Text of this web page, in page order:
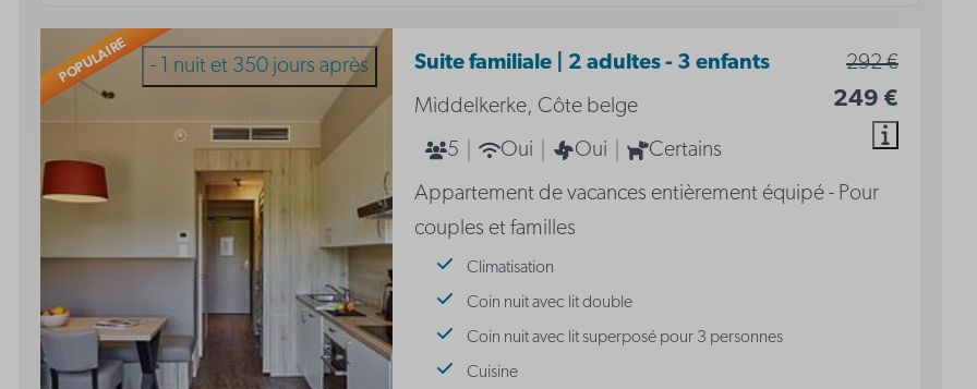
POPULAIRE - 1 nuit et 350 jours après 292 €
249 €
Suite familiale | 2 adultes - 3 enfants
Middelkerke, Côte belge
5
Oui Oui
Certains
Appartement de vacances entièrement équipé - Pour
couples et familles
Climatisation
Coin nuit avec lit double
Coin nuit avec lit superposé pour 3 personnes
Cuisine